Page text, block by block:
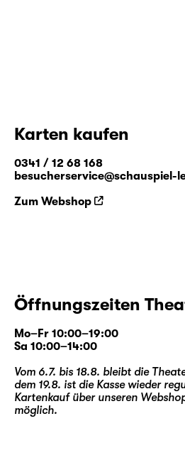
Karten kaufen
0341 / 12 68 168
besucherservice@schauspiel-
Zum Webshop
Öffnungszeiten
Mo–Fr 10:00–19:00
Sa 10:00–14:00
Vom 6.7. bis 18.8. bleibt die
dem 19.8. ist die Kasse wieder
Kartenkauf über unseren
möglich.